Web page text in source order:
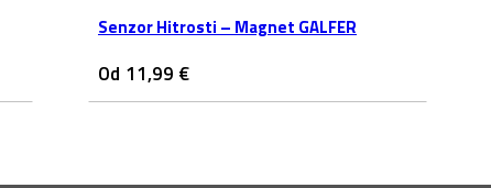
Senzor Hitrosti – Magnet GALFER
Od 11,99 €